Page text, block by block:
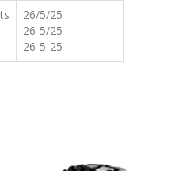
26/5/25
26-5/25
26-5-25